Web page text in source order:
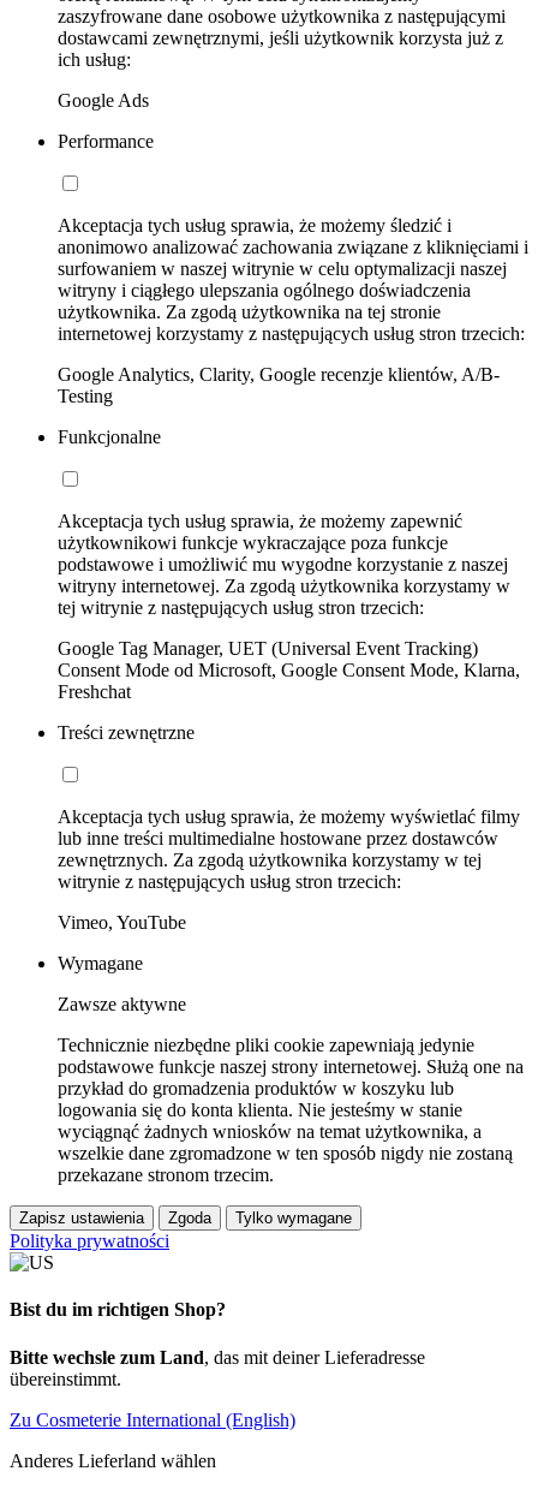
zaszyfrowane dane osobowe użytkownika z następującymi
dostawcami zewnętrznymi, jeśli użytkownik korzysta już z
ich usług:
Google Ads
Performance
Akceptacja tych usług sprawia, że możemy śledzić i
anonimowo analizować zachowania związane z kliknięciami i
surfowaniem w naszej witrynie w celu optymalizacji naszej
witryny i ciągłego ulepszania ogólnego doświadczenia
użytkownika. Za zgodą użytkownika na tej stronie
internetowej korzystamy z następujących usług stron trzecich:
Google Analytics, Clarity, Google recenzje klientów, A/B-
Testing
Funkcjonalne
Akceptacja tych usług sprawia, że możemy zapewnić
użytkownikowi funkcje wykraczające poza funkcje
podstawowe i umożliwić mu wygodne korzystanie z naszej
witryny internetowej. Za zgodą użytkownika korzystamy w
tej witrynie z następujących usług stron trzecich:
Google Tag Manager, UET (Universal Event Tracking)
Consent Mode od Microsoft, Google Consent Mode, Klarna,
Freshchat
Treści zewnętrzne
Akceptacja tych usług sprawia, że możemy wyświetlać filmy
lub inne treści multimedialne hostowane przez dostawców
zewnętrznych. Za zgodą użytkownika korzystamy w tej
witrynie z następujących usług stron trzecich:
Vimeo, YouTube
Wymagane
Zawsze aktywne
Technicznie niezbędne pliki cookie zapewniają jedynie
podstawowe funkcje naszej strony internetowej. Służą one na
przykład do gromadzenia produktów w koszyku lub
logowania się do konta klienta. Nie jesteśmy w stanie
wyciągnąć żadnych wniosków na temat użytkownika, a
wszelkie dane zgromadzone w ten sposób nigdy nie zostaną
przekazane stronom trzecim.
Zapisz ustawienia Zgoda Tylko wymagane
Polityka prywatności
Bist du im richtigen Shop?
Bitte wechsle zum Land, das mit deiner Lieferadresse
übereinstimmt.
Zu Cosmeterie International (English)
Anderes Lieferland wählen